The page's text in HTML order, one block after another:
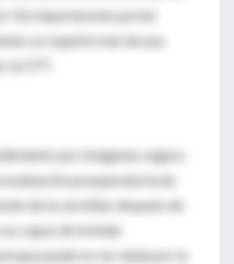
e hipertensión portal
se requirió más de una
CPT.
por imágenes seguro
evaluación preoperatoria de
de la vía biliar después de
capaz de brindar
que puede no ser dada por la